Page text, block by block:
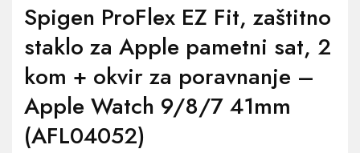
Spigen ProFlex EZ Fit, zaštitno
staklo za Apple pametni sat, 2
kom + okvir za poravnanje –
Apple Watch 9/8/7 41mm
(AFL04052)